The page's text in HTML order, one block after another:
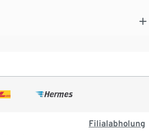
Filialabholung